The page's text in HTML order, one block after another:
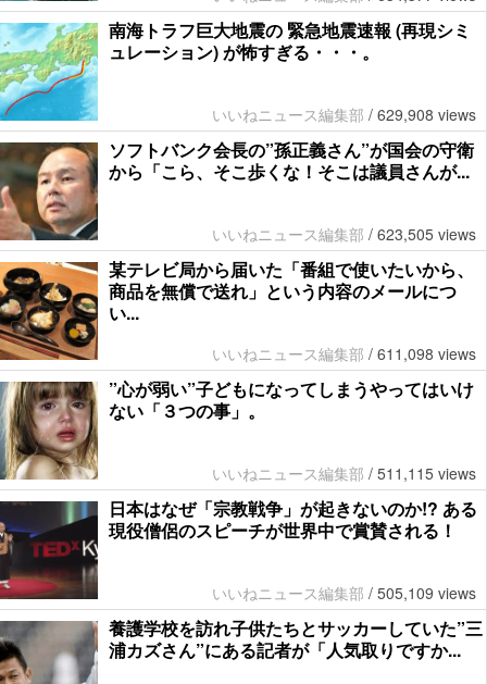
南海トラフ巨大地震の 緊急地震速報 (再現シミ
ュレーション) が怖すぎる・・・。
いいねニュース編集部 / 629,908 views
ソフトバンク会長の”孫正義さん”が国会の守衛
から「こら、そこ歩くな！そこは議員さんが...
いいねニュース編集部 / 623,505 views
某テレビ局から届いた「番組で使いたいから、
商品を無償で送れ」という内容のメールにつ
い...
いいねニュース編集部 / 611,098 views
”心が弱い”子どもになってしまうやってはいけ
ない「３つの事」。
いいねニュース編集部 / 511,115 views
日本はなぜ「宗教戦争」が起きないのか!? ある
現役僧侶のスピーチが世界中で賞賛される！
いいねニュース編集部 / 505,109 views
養護学校を訪れ子供たちとサッカーしていた”三
浦カズさん”にある記者が「人気取りですか...